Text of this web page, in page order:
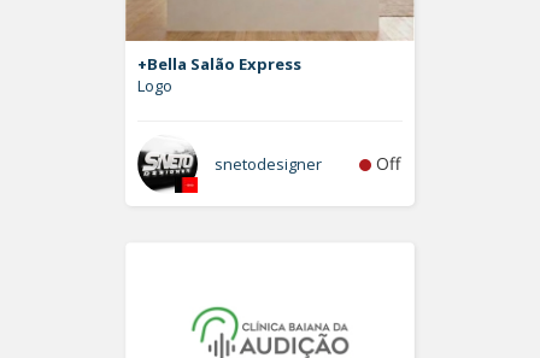
+Bella Salão Express
Logo
snetodesigner Off